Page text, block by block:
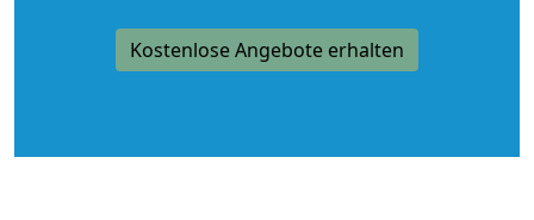
Kostenlose Angebote erhalten